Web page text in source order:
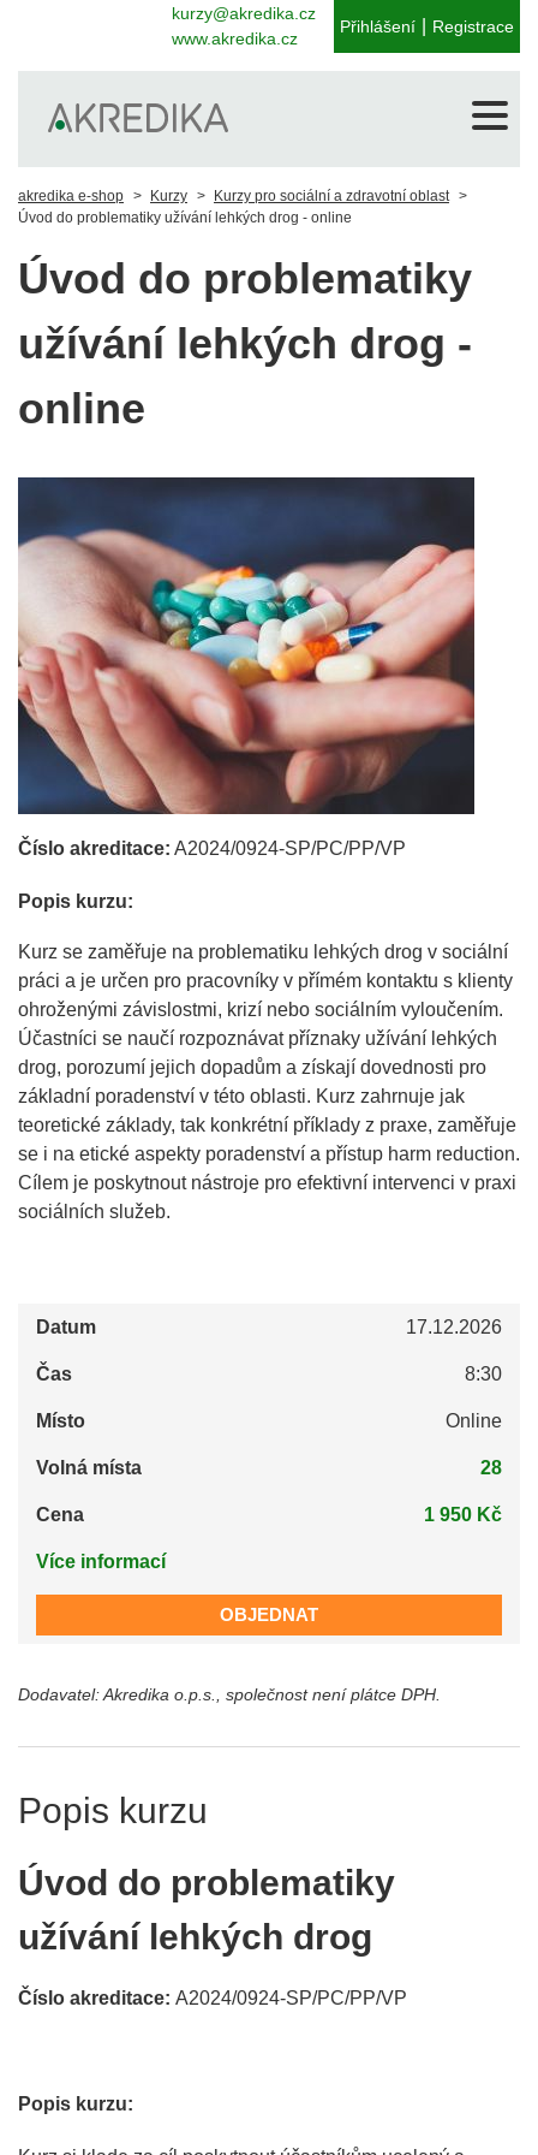
kurzy@akredika.cz
www.akredika.cz
Přihlášení Registrace
akredika e-shop Kurzy
Kurzy pro sociální a zdravotní oblast
Úvod do problematiky užívání lehkých drog - online
Úvod do problematiky
užívání lehkých drog -
online
Číslo akreditace: A2024/0924-SP/PC/PP/VP
Popis kurzu:
Kurz se zaměřuje na problematiku lehkých drog v sociální
práci a je určen pro pracovníky v přímém kontaktu s klienty
ohroženými závislostmi, krizí nebo sociálním vyloučením.
Účastníci se naučí rozpoznávat příznaky užívání lehkých
drog, porozumí jejich dopadům a získají dovednosti pro
základní poradenství v této oblasti. Kurz zahrnuje jak
teoretické základy, tak konkrétní příklady z praxe, zaměřuje
se i na etické aspekty poradenství a přístup harm reduction.
Cílem je poskytnout nástroje pro efektivní intervenci v praxi
sociálních služeb.
Datum 17.12.2026
Čas 8:30
Místo Online
Volná místa 28
Cena 1 950 Kč
Více informací
OBJEDNAT
Dodavatel: Akredika o.p.s., společnost není plátce DPH.
Popis kurzu
Úvod do problematiky
užívání lehkých drog
Číslo akreditace: A2024/0924-SP/PC/PP/VP
Popis kurzu: